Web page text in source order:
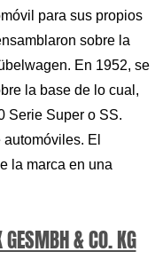
para sus propios
sobre la
En 1952, se
la base de lo cual,
Serie Super o SS.
El
la marca en una
& CO. KG